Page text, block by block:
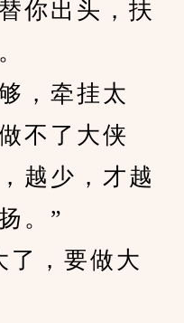
你出头，扶
，牵挂太
不了大侠
越少，才越
。”
，要做大